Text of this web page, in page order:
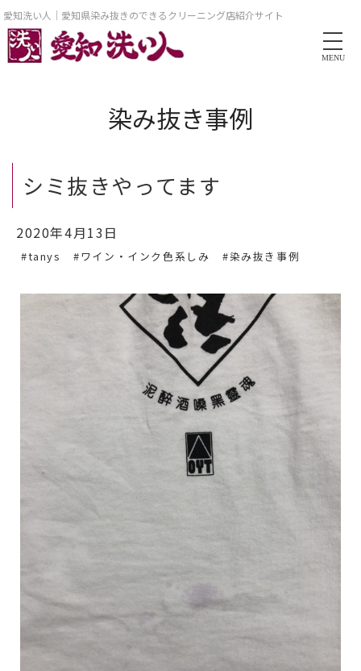
愛知洗い人｜愛知県染み抜きのできるクリーニング店紹介サイト
MENU
染み抜き事例
シミ抜きやってます
2020年4月13日
#tanys #ワイン・インク色系しみ #染み抜き事例